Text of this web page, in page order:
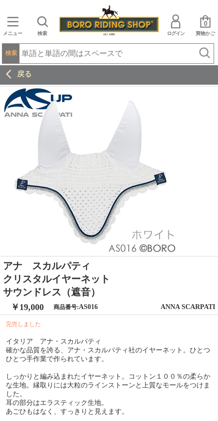
メニュー 検索 ログイン 買物かご
0
検索
戻る
アナ スカルパティ
クリスタルイヤーネット
サウンドレス（遮音）
￥19,000 商品番号:AS016 ANNA SCARPATI
完売しました
イタリア アナ・スカルパティ
確かな品質を誇る、アナ・スカルパティ社のイヤーネット。ひとつ
ひとつ手作業で作られています。
しっかりと編み込まれたイヤーネット。コットン１００％の柔らか
な生地。縁取りには大粒のラインストーンと上質なモールをつけま
した。
耳の部分はエラスティック生地。
あごひもはなく、すっきりと見えます。